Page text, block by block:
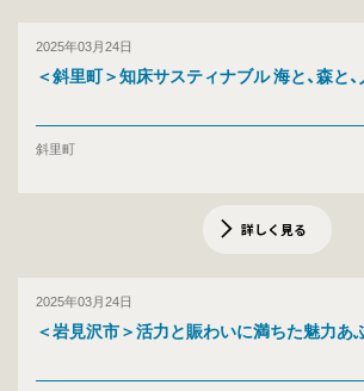
2025年03月24日
＜斜里町＞知床サスティナブル 海と、森と
斜里町
詳しく見る
2025年03月24日
＜岩見沢市＞活力と賑わいに満ちた魅力あ